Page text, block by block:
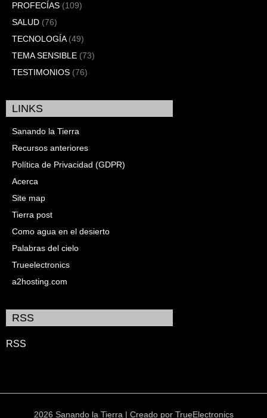
PROFECÍAS (109)
SALUD (76)
TECNOLOGÍA(49)
TEMA SENSIBLE (73)
TESTIMONIOS (76)
LINKS
Sanando la Tierra
Recursos anteriores
Política de Privacidad (GDPR)
Acerca
Site map
Tierra post
Como agua en el desierto
Palabras del cielo
Trueelectronics
a2hosting.com
RSS
RSS
2026 Sanando la Tierra | Creado por TrueElectronics